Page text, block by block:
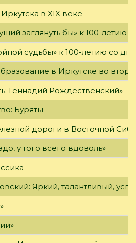
в XIX веке
заглянуть бы» к 100-летию
судьбы» к 100-летию со
в Иркутске во
Геннадий Рождественский»
Буряты
дороги в Восточной
у того всего вдоволь»
Яркий, талантливый,